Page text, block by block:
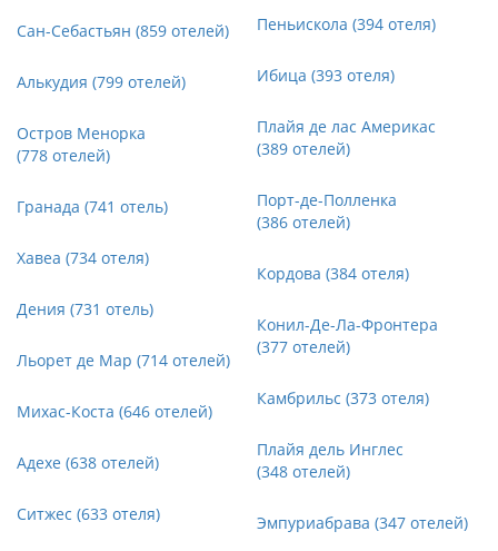
Сан-Себастьян (859 отелей)
Алькудия (799 отелей)
Остров Менорка
(778 отелей)
Гранада (741 отель)
Хавеа (734 отеля)
Дения (731 отель)
Льорет де Мар (714 отелей)
Михас-Коста (646 отелей)
Адехе (638 отелей)
Ситжес (633 отеля)
Пеньискола (394 отеля)
Ибица (393 отеля)
Плайя де лас Америкас
(389 отелей)
Порт-де-Полленка
(386 отелей)
Кордова (384 отеля)
Конил-Де-Ла-Фронтера
(377 отелей)
Камбрильс (373 отеля)
Плайя дель Инглес
(348 отелей)
Эмпуриабрава (347 отелей)